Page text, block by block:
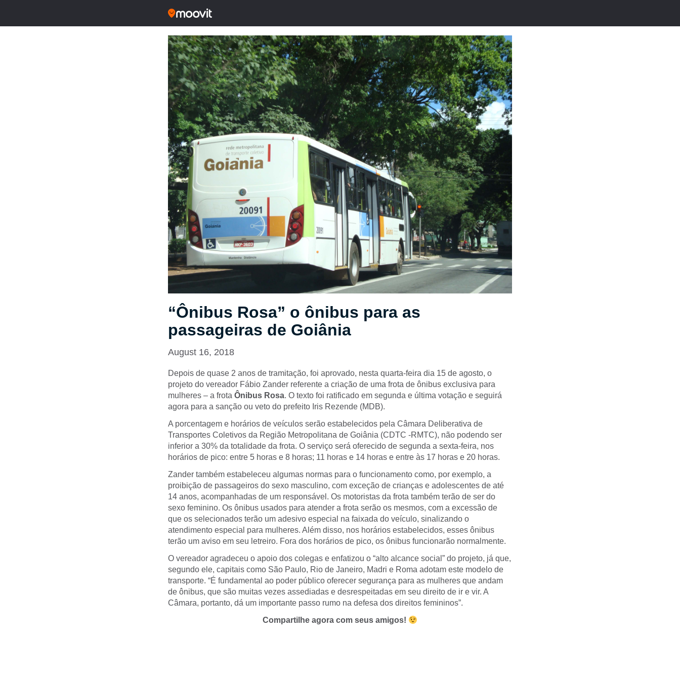
“Ônibus Rosa” o ônibus para as
passageiras de Goiânia
August 16, 2018
Depois de quase 2 anos de tramitação, foi aprovado, nesta quarta-feira dia 15 de agosto, o
projeto do vereador Fábio Zander referente a criação de uma frota de ônibus exclusiva para
mulheres – a frota Ônibus Rosa. O texto foi ratificado em segunda e última votação e seguirá
agora para a sanção ou veto do prefeito Iris Rezende (MDB).
A porcentagem e horários de veículos serão estabelecidos pela Câmara Deliberativa de
Transportes Coletivos da Região Metropolitana de Goiânia (CDTC -RMTC), não podendo ser
inferior a 30% da totalidade da frota. O serviço será oferecido de segunda a sexta-feira, nos
horários de pico: entre 5 horas e 8 horas; 11 horas e 14 horas e entre às 17 horas e 20 horas.
Zander também estabeleceu algumas normas para o funcionamento como, por exemplo, a
proibição de passageiros do sexo masculino, com exceção de crianças e adolescentes de até
14 anos, acompanhadas de um responsável. Os motoristas da frota também terão de ser do
sexo feminino. Os ônibus usados para atender a frota serão os mesmos, com a excessão de
que os selecionados terão um adesivo especial na faixada do veículo, sinalizando o
atendimento especial para mulheres. Além disso, nos horários estabelecidos, esses ônibus
terão um aviso em seu letreiro. Fora dos horários de pico, os ônibus funcionarão normalmente.
O vereador agradeceu o apoio dos colegas e enfatizou o “alto alcance social” do projeto, já que,
segundo ele, capitais como São Paulo, Rio de Janeiro, Madri e Roma adotam este modelo de
transporte. “É fundamental ao poder público oferecer segurança para as mulheres que andam
de ônibus, que são muitas vezes assediadas e desrespeitadas em seu direito de ir e vir. A
Câmara, portanto, dá um importante passo rumo na defesa dos direitos femininos”.
Compartilhe agora com seus amigos!